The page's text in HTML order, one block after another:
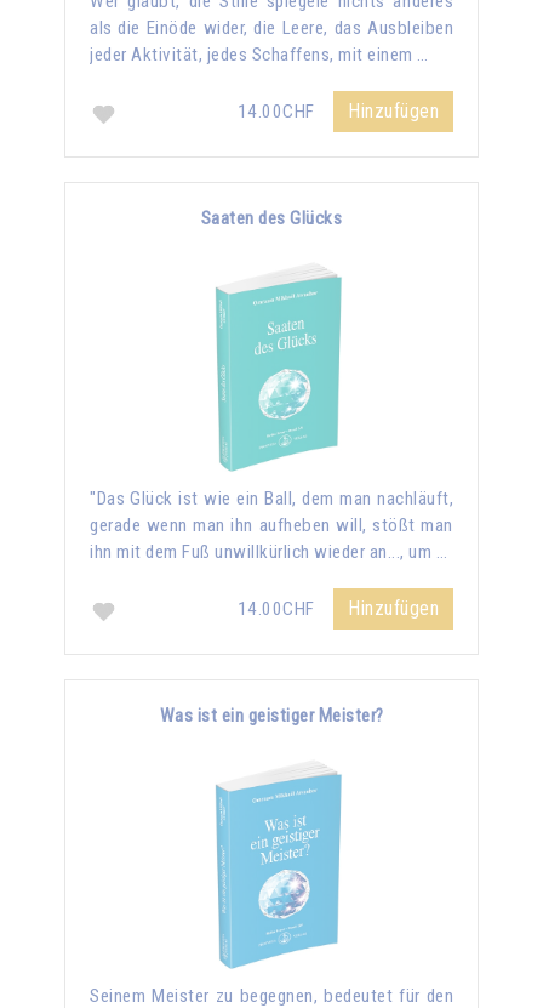
als die Einöde wider, die Leere, das Ausbleiben
jeder Aktivität, jedes Schaffens, mit einem …
14.00CHF Hinzufügen
Saaten des Glücks
"Das Glück ist wie ein Ball, dem man nachläuft,
gerade wenn man ihn aufheben will, stößt man
ihn mit dem Fuß unwillkürlich wieder an..., um …
14.00CHF Hinzufügen
Was ist ein geistiger Meister?
Seinem Meister zu begegnen, bedeutet für den